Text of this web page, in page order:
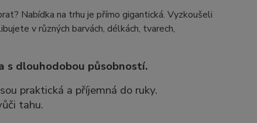
Nabídka na trhu je přímo gigantická. Vyzkoušeli
v různých barvách, délkách, tvarech,
s dlouhodobou působností.
praktická a příjemná do ruky.
tahu.